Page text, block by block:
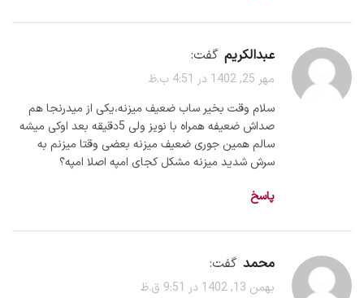
عبدالکریم گفت:
مهر 25, 1402 در 4:51 ب.ظ
سلام وقت بخیر ساب ضعیف میزنه،یکی از میدرنجا هم
صداش ضعیفه همراه با نویز ولی 5دقیقه بعد اوکی میشه
سالم همین جوری ضعیف میزنه بعضی وقتا میزنم به
سرش شدید میزنه مشکل کجای امپه اصلا امپه؟
پاسخ
محمد گفت:
بهمن 13, 1402 در 9:51 ق.ظ